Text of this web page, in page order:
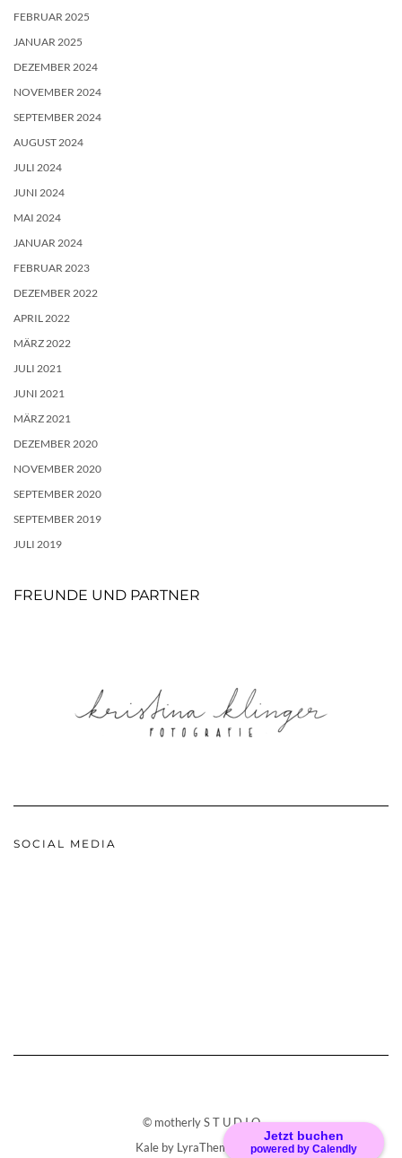
Jetzt buchen
powered by Calendly
FEBRUAR 2025
JANUAR 2025
DEZEMBER 2024
NOVEMBER 2024
SEPTEMBER 2024
AUGUST 2024
JULI 2024
JUNI 2024
MAI 2024
JANUAR 2024
FEBRUAR 2023
DEZEMBER 2022
APRIL 2022
MÄRZ 2022
JULI 2021
JUNI 2021
MÄRZ 2021
DEZEMBER 2020
NOVEMBER 2020
SEPTEMBER 2020
SEPTEMBER 2019
JULI 2019
FREUNDE UND PARTNER
SOCIAL MEDIA
© motherly S T U D I O
Kaleby LyraThemes.com.